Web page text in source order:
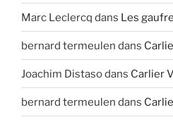
Marc Leclercq dans Les
bernard termeulen dans
Joachim Distasodans Carlier
bernard termeulen dans